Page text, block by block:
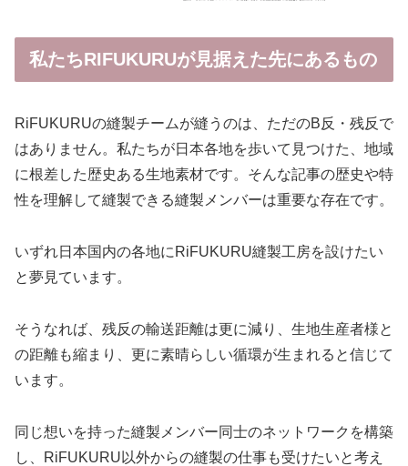
私たちRIFUKURUが見据えた先にあるもの
RiFUKURUの縫製チームが縫うのは、ただのB反・残反で
はありません。私たちが日本各地を歩いて見つけた、地域
に根差した歴史ある生地素材です。そんな記事の歴史や特
性を理解して縫製できる縫製メンバーは重要な存在です。
いずれ日本国内の各地にRiFUKURU縫製工房を設けたい
と夢見ています。
そうなれば、残反の輸送距離は更に減り、生地生産者様と
の距離も縮まり、更に素晴らしい循環が生まれると信じて
います。
同じ想いを持った縫製メンバー同士のネットワークを構築
し、RiFUKURU以外からの縫製の仕事も受けたいと考え